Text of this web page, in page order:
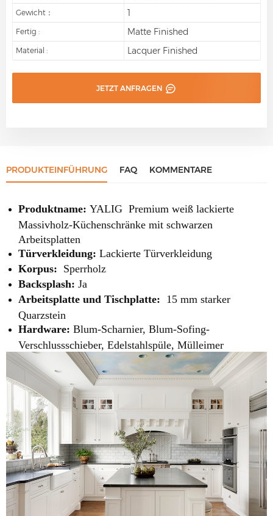
Gewicht： 1
Fertig : Matte Finished
Material : Lacquer Finished
JETZT ANFRAGEN
PRODUKTEINFÜHRUNG FAQ KOMMENTARE
Produktname: YALIG Premium weiß lackierte
Massivholz-Küchenschränke mit schwarzen
Arbeitsplatten
Türverkleidung: Lackierte Türverkleidung
Korpus: Sperrholz
Backsplash: Ja
Arbeitsplatte und Tischplatte: 15 mm starker
Quarzstein
Hardware: Blum-Scharnier, Blum-Sofing-
Verschlussschieber, Edelstahlspüle, Mülleimer